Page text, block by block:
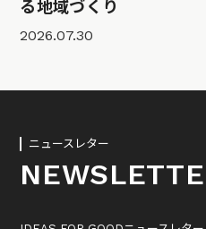
る地域づくり
2026.07.30
ニュースレター